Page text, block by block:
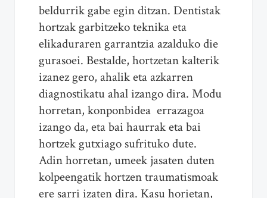
beldurrik gabe egin ditzan. Dentistak
hortzak garbitzeko teknika eta
elikaduraren garrantzia azalduko die
gurasoei. Bestalde, hortzetan kalterik
izanez gero, ahalik eta azkarren
diagnostikatu ahal izango dira. Modu
horretan, konponbidea errazagoa
izango da, eta bai haurrak eta bai
hortzek gutxiago sufrituko dute.
Adin horretan, umeek jasaten duten
kolpeengatik hortzen traumatismoak
ere sarri izaten dira. Kasu horietan,